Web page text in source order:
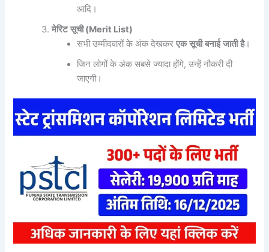
आदि।
मेरिट सूची(Merit List)
सभी उम्मीदवारों के अंक देखकरएक सूची बनाई जाती है।
जिन लोगों के अंक सबसे ज्यादा होंगे, उन्हें नौकरी दी
जाएगी।